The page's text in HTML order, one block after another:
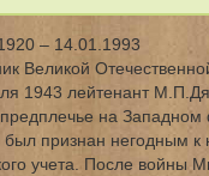
– 14.01.1993
Великой
1943 лейтенант
на
был признан негодным
учета. После войны